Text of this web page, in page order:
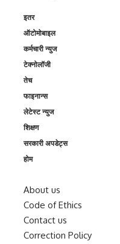
इतर
ऑटोमोबाइल
कर्मचारी न्युज
टेक्नोलॉजी
तेच
फाइनान्स
लेटेस्ट न्युज
शिक्षण
सरकारी अपडेट्स
होम
About us
Code of Ethics
Contact us
Correction Policy